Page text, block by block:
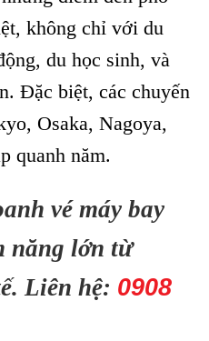
không chỉ với du
du học sinh, và
Đặc biệt, các chuyến
Osaka, Nagoya,
quanh năm.
vé máy bay
năng lớn từ
Liên hệ: 0908